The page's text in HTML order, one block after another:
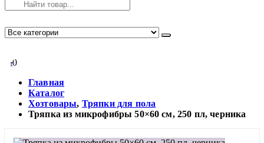
00
Главная
Каталог
Хозтовары, Тряпки для пола
Тряпка из микрофибры 50×60 см, 250 пл, черника